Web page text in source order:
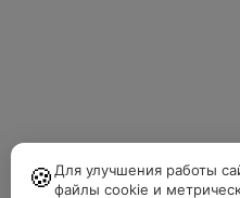
🍪 Для улучшения работы
файлы cookie и